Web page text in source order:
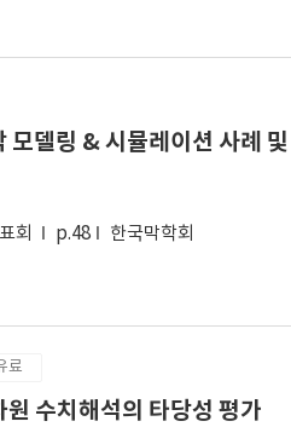
델링 & 시뮬레이션 사례 및
회 p.48 한국막학회
료
수치해석의 타당성 평가